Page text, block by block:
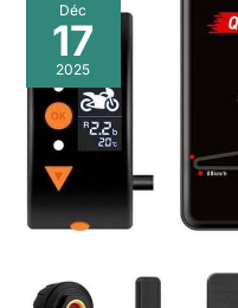
Déc
17
2025